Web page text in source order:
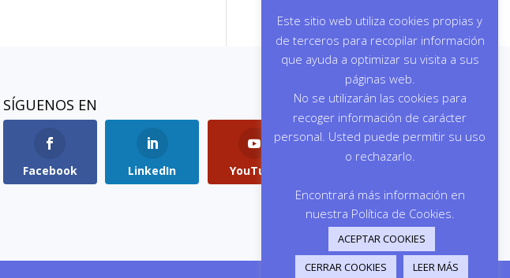
SÍGUENOS EN
Facebook LinkedIn YouTube
Este sitio web utiliza cookies propias y
de terceros para recopilar información
que ayuda a optimizar su visita a sus
páginas web.
No se utilizarán las cookies para
recoger información de carácter
personal. Usted puede permitir su uso
o rechazarlo.
Encontrará más información en
nuestra Política de Cookies.
ACEPTAR COOKIES
CERRAR COOKIES
LEER MÁS